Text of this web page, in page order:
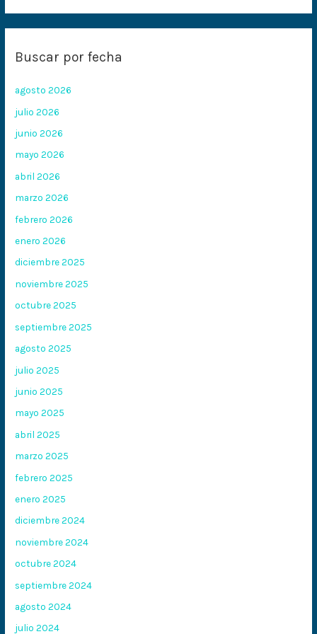
Buscar por fecha
agosto 2026
julio 2026
junio 2026
mayo 2026
abril 2026
marzo 2026
febrero 2026
enero 2026
diciembre 2025
noviembre 2025
octubre 2025
septiembre 2025
agosto 2025
julio 2025
junio 2025
mayo 2025
abril 2025
marzo 2025
febrero 2025
enero 2025
diciembre 2024
noviembre 2024
octubre 2024
septiembre 2024
agosto 2024
julio 2024